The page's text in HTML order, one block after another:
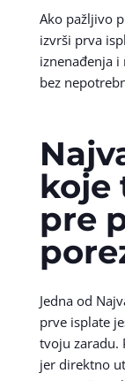
Ako pažljivo
izvrši prva
iznenađenja
bez
koje
pre
Jedna od
prve isplate
tvoju zaradu.
jer direktno